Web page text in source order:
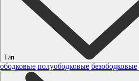
Тип
ободковые полуободковые безободковые